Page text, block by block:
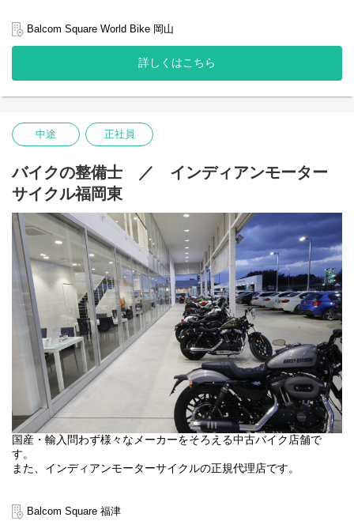
整備士免許をお持ちの方はもちろん、
整備経験のある方、バイクが好きな方、ぜひお問い合わせくださ
＜お仕事の内容＞
商品車両の洗車・清掃 など整備補助業務
先輩スタッフの補助作業からスタート
月の残業は21時間前後。
お休みもしっかり取得できる！
お客様を紹介すればインセンティブもあり！
バイク好きの方は、学歴・年齢・経験に関係なくご応募くださ
い。
安定した経営基盤で成長できる！
新車から中古車まで豊富な国産、輸入バイクの取り扱いができる
ため、
「自身のスキルを高められる」「多くのバイクに触れられる」
とスタッフにも喜ばれています。
Balcom Square World Bike 岡山
詳しくはこちら
中途 正社員
バイクの整備士 ／ インディアンモーター
サイクル福岡東
国産・輸入問わず様々なメーカーをそろえる中古バイク店舗で
す。
また、インディアンモーターサイクルの正規代理店です。
整備士免許をお持ちの方はもちろん、
Balcom Square 福津